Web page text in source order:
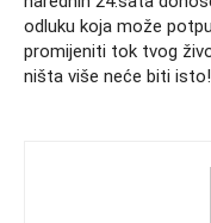
odluku koja može
promijeniti tok tvog
ništa više neće biti isto!